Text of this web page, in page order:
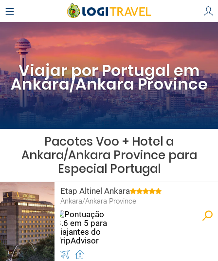
Viajar por Portugal em
Ankara/Ankara Province
Pacotes Voo + Hotel a
Ankara/Ankara Province para
Especial Portugal
Etap Altinel Ankara
Ankara/Ankara Province